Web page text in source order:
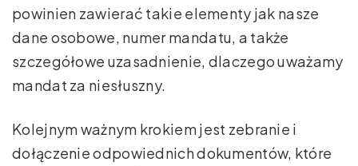
powinien zawierać takie elementy jak nasze
dane osobowe, numer mandatu, a także
szczegółowe uzasadnienie, dlaczego uważamy
mandat za niesłuszny.
Kolejnym ważnym krokiem jest zebranie i
dołączenie odpowiednich dokumentów, które